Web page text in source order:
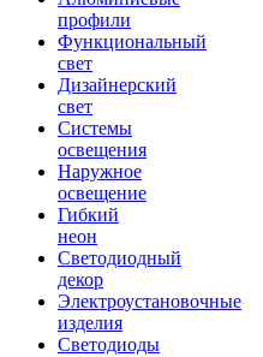
профили
Функциональный
свет
Дизайнерский
свет
Системы
освещения
Наружное
освещение
Гибкий
неон
Светодиодный
декор
Электроустановочные
изделия
Светодиоды